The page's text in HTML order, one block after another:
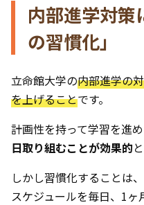
内部進学対策
の習慣化」
立命館大学の内部進学の
を上げることです。
計画性を持って学習を進め
日取り組むことが効果的
しかし習慣化することは
スケジュールを毎日、1